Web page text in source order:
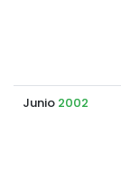
Junio 2002